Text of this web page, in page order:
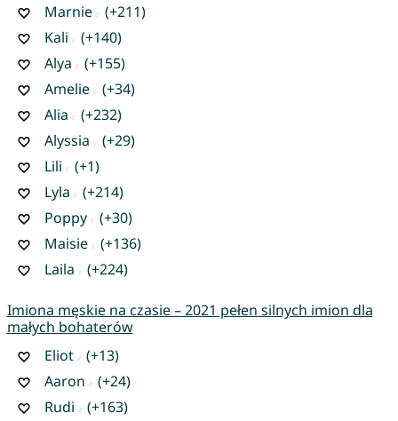
Marnie
(+211)
Kali
(+140)
Alya
(+155)
Amelie
(+34)
Alia
(+232)
Alyssia
(+29)
Lili
(+1)
Lyla
(+214)
Poppy
(+30)
Maisie
(+136)
Laila
(+224)
Imiona męskie na czasie – 2021 pełen silnych imion dla
małych bohaterów
Eliot
(+13)
Aaron
(+24)
Rudi
(+163)